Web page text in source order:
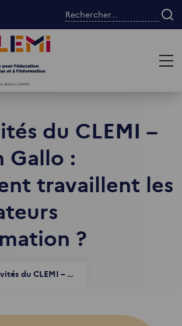
Rechercher...
du CLEMI –
Gallo :
travaillent les
?
Les Invités du CLEMI – Nathan Gallo : Comment travaillent les vérificateurs d'information ?